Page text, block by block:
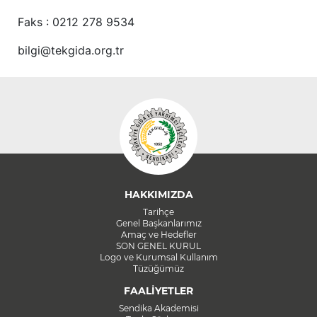
Faks : 0212 278 9534
bilgi@tekgida.org.tr
HAKKIMIZDA
Tarihçe
Genel Başkanlarımız
Amaç ve Hedefler
SON GENEL KURUL
Logo ve Kurumsal Kullanım
Tüzüğümüz
FAALİYETLER
Sendika Akademisi